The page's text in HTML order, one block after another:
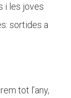
i les joves
sortides a
tot l’any,